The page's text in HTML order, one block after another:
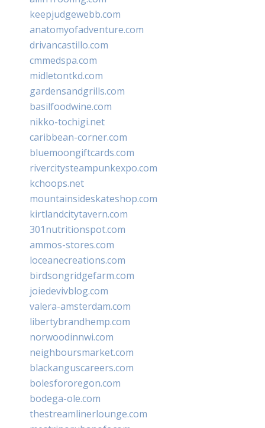
keepjudgewebb.com
anatomyofadventure.com
drivancastillo.com
cmmedspa.com
midletontkd.com
gardensandgrills.com
basilfoodwine.com
nikko-tochigi.net
caribbean-corner.com
bluemoongiftcards.com
rivercitysteampunkexpo.com
kchoops.net
mountainsideskateshop.com
kirtlandcitytavern.com
301nutritionspot.com
ammos-stores.com
loceanecreations.com
birdsongridgefarm.com
joiedevivblog.com
valera-amsterdam.com
libertybrandhemp.com
norwoodinnwi.com
neighboursmarket.com
blackanguscareers.com
bolesfororegon.com
bodega-ole.com
thestreamlinerlounge.com